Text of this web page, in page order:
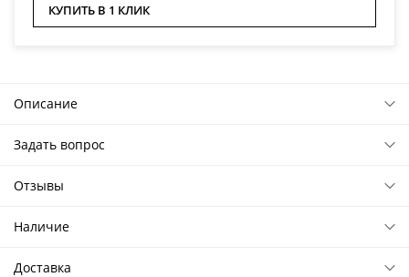
КУПИТЬ В 1 КЛИК
Описание
Задать вопрос
Отзывы
Наличие
Доставка